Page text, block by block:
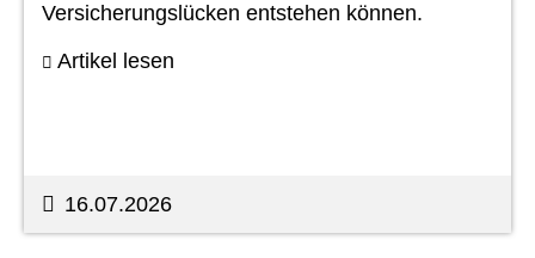
Versicherungslücken entstehen können.
Artikel lesen
16.07.2026